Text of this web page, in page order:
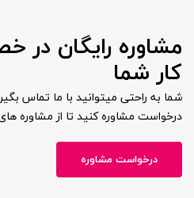
مشاوره رایگان
کار شما
شما به راحتی میتوانید با ما تماس
درخواست مشاوره کنید تا از مشاوره
درخواست مشاوره